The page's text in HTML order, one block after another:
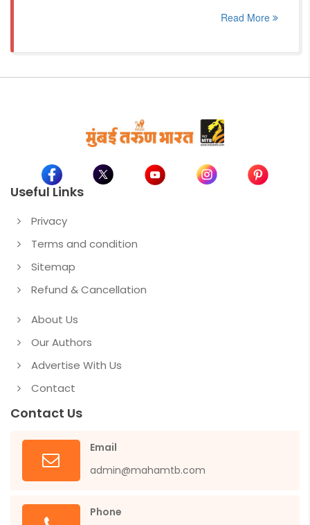
Read More
Useful Links
Privacy
Terms and condition
Sitemap
Refund & Cancellation
About Us
Our Authors
Advertise With Us
Contact
Contact Us
Email
admin@mahamtb.com
Phone